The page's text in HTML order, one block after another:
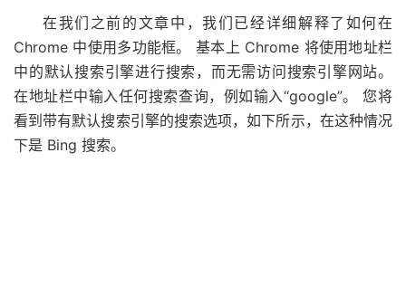
在我们之前的文章中，我们已经详细解释了如何在
Chrome 中使用多功能框。 基本上 Chrome 将使用地址栏
中的默认搜索引擎进行搜索，而无需访问搜索引擎网站。
在地址栏中输入任何搜索查询，例如输入“google”。 您将
看到带有默认搜索引擎的搜索选项，如下所示，在这种情况
下是 Bing 搜索。